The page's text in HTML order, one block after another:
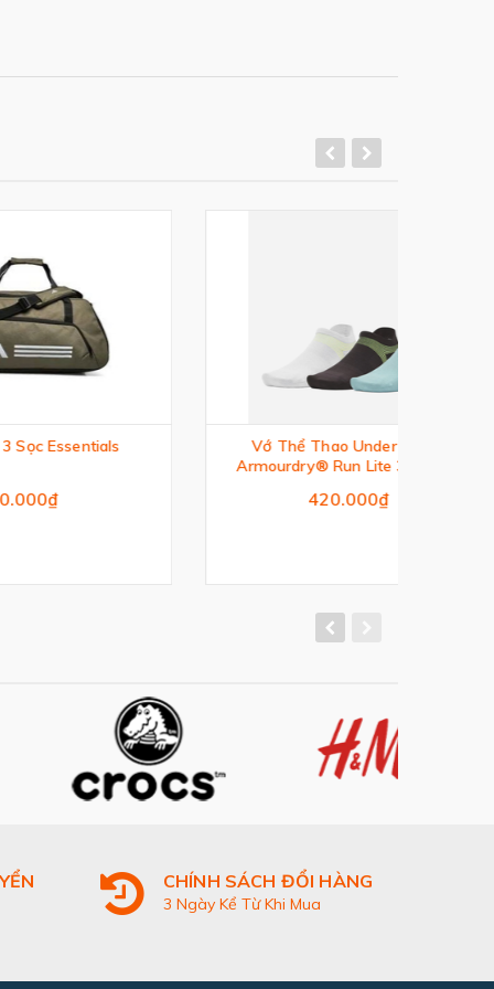
Vớ Thể Thao Under Armour
Armourdry® Run Lite 3-Pack No
CHÍNH SÁCH ĐỔI HÀNG
3 Ngày Kể Từ Khi Mua